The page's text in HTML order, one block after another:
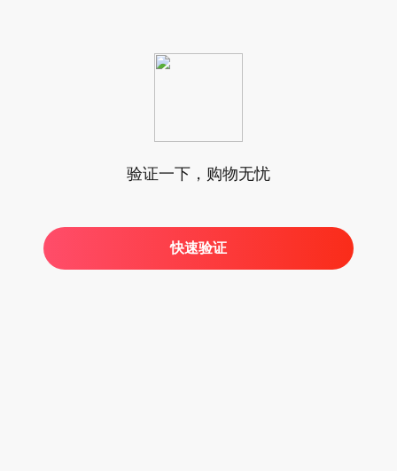
验证一下，购物无忧
快速验证